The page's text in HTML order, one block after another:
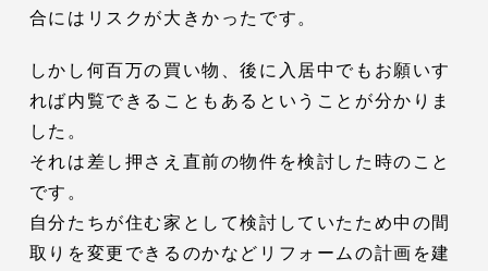
合にはリスクが大きかったです。
しかし何百万の買い物、後に入居中でもお願いす
れば内覧できることもあるということが分かりま
した。
それは差し押さえ直前の物件を検討した時のこと
です。
自分たちが住む家として検討していたため中の間
取りを変更できるのかなどリフォームの計画を建